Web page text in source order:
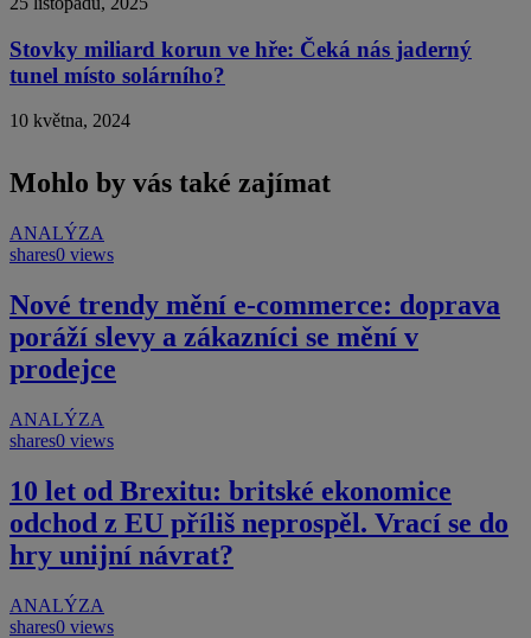
Stovky miliard korun ve hře: Čeká nás jaderný
tunel místo solárního?
10 května, 2024
Mohlo by vás také zajímat
ANALÝZA
shares0 views
Nové trendy mění e-commerce: doprava
poráží slevy a zákazníci se mění v
prodejce
ANALÝZA
shares0 views
10 let od Brexitu: britské ekonomice
odchod z EU příliš neprospěl. Vrací se do
hry unijní návrat?
ANALÝZA
shares0 views